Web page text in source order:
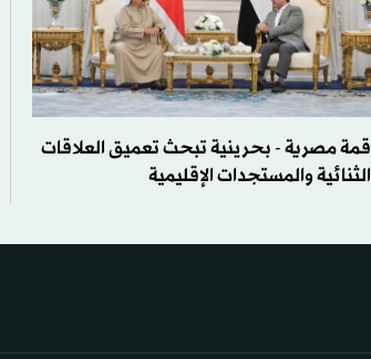
قمة مصرية - بحرينية تبحث تعميق العلاقات
الثنائية والمستجدات الإقليمية